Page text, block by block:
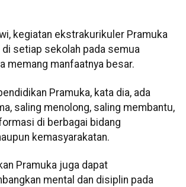
kegiatan ekstrakurikuler Pramuka
setiap sekolah pada semua
memang manfaatnya besar.
Pramuka, kata dia, ada
saling menolong, saling membantu,
di berbagai bidang
kemasyarakatan.
Pramuka juga dapat
mental dan disiplin pada